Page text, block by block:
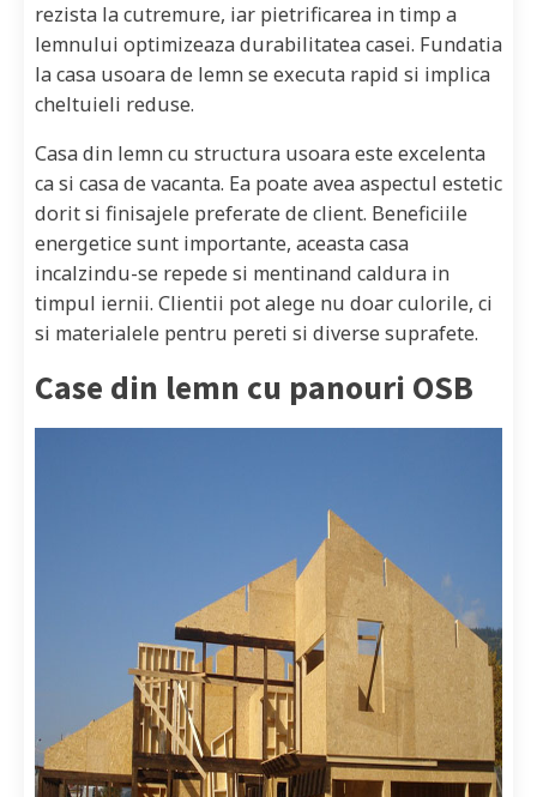
rezista la cutremure, iar pietrificarea in timp a
lemnului optimizeaza durabilitatea casei. Fundatia
la casa usoara de lemn se executa rapid si implica
cheltuieli reduse.
Casa din lemn cu structura usoara este excelenta
ca si casa de vacanta. Ea poate avea aspectul estetic
dorit si finisajele preferate de client. Beneficiile
energetice sunt importante, aceasta casa
incalzindu-se repede si mentinand caldura in
timpul iernii. Clientii pot alege nu doar culorile, ci
si materialele pentru pereti si diverse suprafete.
Case din lemn cu panouri OSB